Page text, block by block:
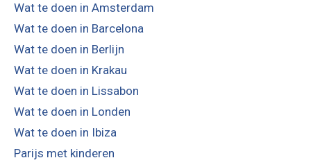
Wat te doen in Amsterdam
Wat te doen in Barcelona
Wat te doen in Berlijn
Wat te doen in Krakau
Wat te doen in Lissabon
Wat te doen in Londen
Wat te doen in Ibiza
Parijs met kinderen